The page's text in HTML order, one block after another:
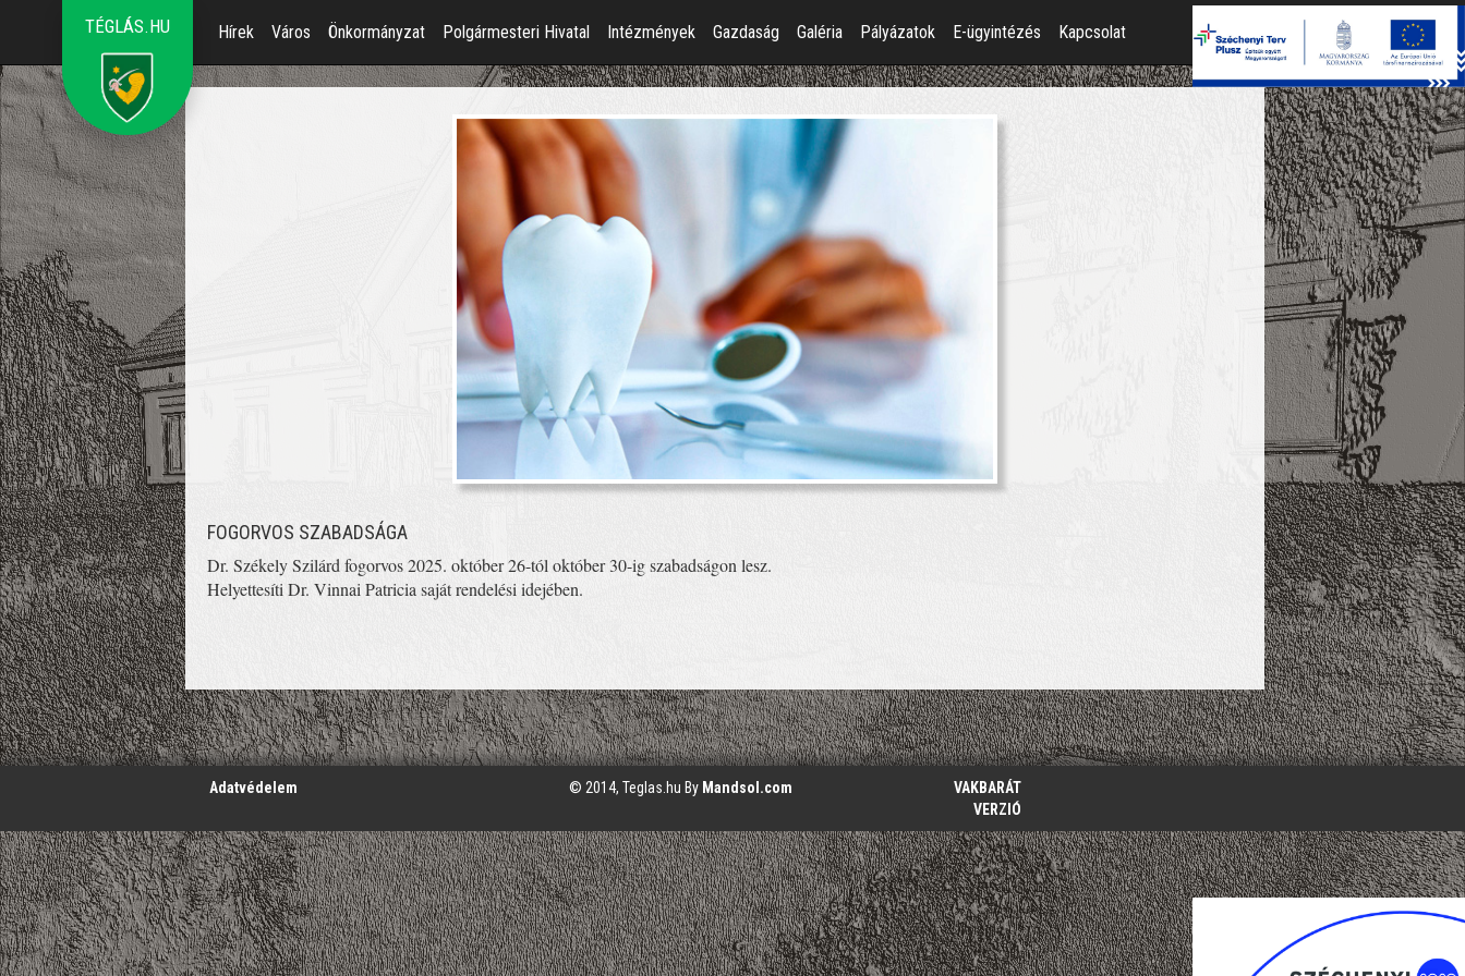
TÉGLÁS.HU Hírek Város Önkormányzat Polgármesteri Hivatal Intézmények Gazdaság Galéria Pályázatok E-ügyintézés Kapcsolat
FOGORVOS SZABADSÁGA
Dr. Székely Szilárd fogorvos 2025. október 26-tól október 30-ig szabadságon lesz.
Helyettesíti Dr. Vinnai Patricia saját rendelési idejében.
';
Adatvédelem © 2014, Teglas.hu By Mandsol.com
VAKBARÁT
VERZIÓ